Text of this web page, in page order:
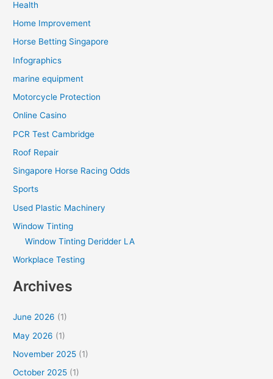
Health
Home Improvement
Horse Betting Singapore
Infographics
marine equipment
Motorcycle Protection
Online Casino
PCR Test Cambridge
Roof Repair
Singapore Horse Racing Odds
Sports
Used Plastic Machinery
Window Tinting
Window Tinting Deridder LA
Workplace Testing
Archives
June 2026 (1)
May 2026 (1)
November 2025 (1)
October 2025 (1)